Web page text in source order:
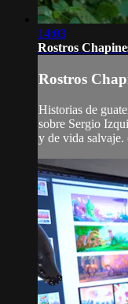
14:03
Rostros
Rostros
Historias de
sobre Sergio
y de vida